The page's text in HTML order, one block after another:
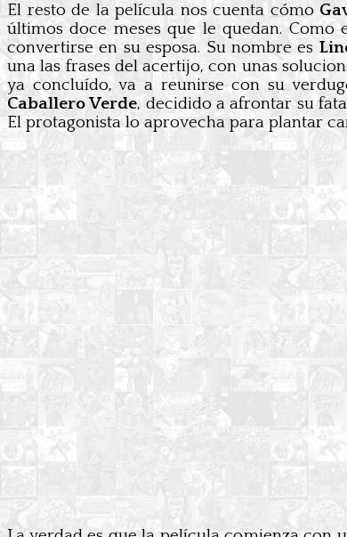
El resto de la película nos cuenta cómo
últimos doce meses que le quedan.
convertirse en su esposa. Su nombre es
una las frases del acertijo, con unas
ya concluído, va a reunirse con su
Caballero Verde, decidido a afrontar su
El protagonista lo aprovecha para plantar